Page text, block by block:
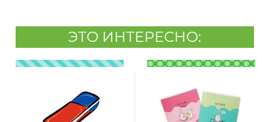
ЭТО ИНТЕРЕСНО: